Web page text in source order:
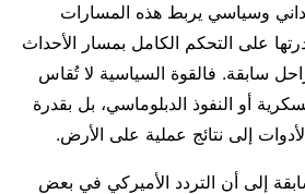
وسياسي يربط هذه المسارات
على التحكم الكامل بمسار الأحداث
سابقة. فالقوة السياسية لا تُقاس
أو النفوذ الدبلوماسي، بل بقدرة
إلى نتائج عملية على الأرض.
إلى أن التردد الأميركي في بعض